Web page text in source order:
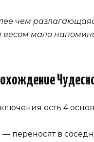
чем
мало
есть 4
— переносят в